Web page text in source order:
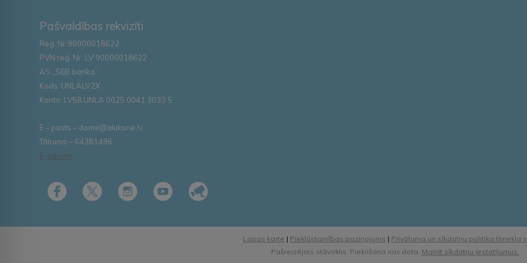
Pašvaldības rekvizīti
Reģ. Nr.90000018622
PVN reģ. Nr. LV 90000018622
AS „SEB banka”
Kods: UNLALV2X
Konts: LV58 UNLA 0025 0041 3033 5
E – pasts – dome@aluksne.lv
Tālrunis – 64381496
E-adrese
Lapas karte | Piekļūstamības paziņojums | Privātuma un sīkdatņu politika tīmekļa
Pašreizējais stāvoklis: Piekrišana nav dota. Mainīt sīkdatņu iestatījumus.